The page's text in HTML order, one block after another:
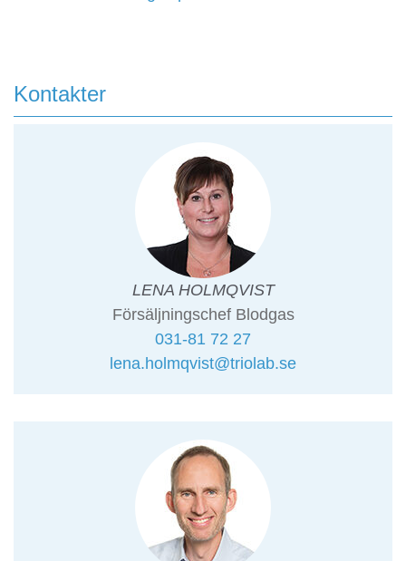
Kontakter
LENA HOLMQVIST
Försäljningschef Blodgas
031-81 72 27
lena.holmqvist@triolab.se